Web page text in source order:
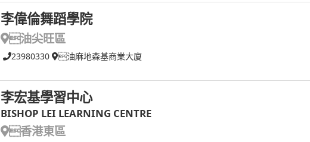
李偉倫舞蹈學院
油尖旺區
23980330 油麻地森基商業大廈
李宏基學習中心
BISHOP LEI LEARNING CENTRE
香港東區